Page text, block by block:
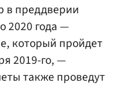
в преддверии
2020 года —
который пройдет
2019-го, —
также проведут